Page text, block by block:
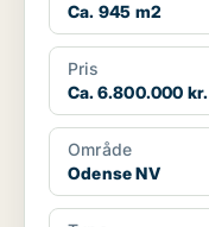
Ca. 945 m2
Pris
Ca. 6.800.000 kr.
Område
Odense NV